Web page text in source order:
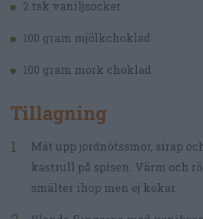
2 tsk vaniljsocker
100 gram mjölkchoklad
100 gram mörk choklad
Tillagning
Mät upp jordnötssmör, sirap
kastrull på spisen. Värm och
smälter ihop men ej kokar.